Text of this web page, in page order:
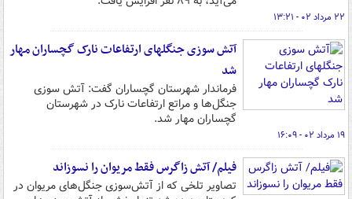
۲۲ مرداد ۰۲ - ۱۳:۲۱
آتش سوزی جنگلهای ارتفاعات نارک گچساران مهار
شد
فرماندار شهرستان گچساران گفت: آتش سوزی
جنگل‌ها و مراتع ارتفاعات نارک در شهرستان
گچساران مهار شد.
۱۹ مرداد ۰۲ - ۱۶:۰۹
فیلم/ آتش زاگرس فقط مریوان را نسوزاند
تصاویر تلخی که از آتش‌سوزی جنگل‌های مریوان در